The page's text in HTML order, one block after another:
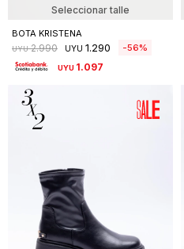
Seleccionar talle
BOTA KRISTENA
UYU 2.990 UYU 1.290 56
UYU 1.097